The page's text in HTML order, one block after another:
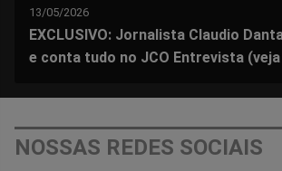
13/05/2026
EXCLUSIVO: Jornalista Claudio
e conta tudo no JCO Entrevista
NOSSAS REDES SOCIAIS